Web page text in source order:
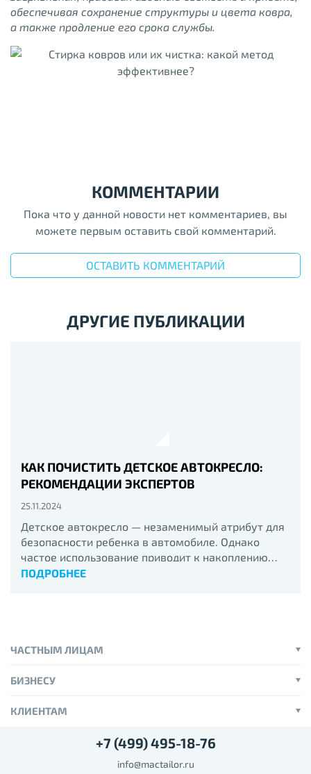
обеспечивая сохранение структуры и цвета ковра,
а также продление его срока службы.
КОММЕНТАРИИ
Пока что у данной новости нет комментариев, вы
можете первым оставить свой комментарий.
ОСТАВИТЬ КОММЕНТАРИЙ
ДРУГИЕ ПУБЛИКАЦИИ
КАК ПОЧИСТИТЬ ДЕТСКОЕ АВТОКРЕСЛО:
РЕКОМЕНДАЦИИ ЭКСПЕРТОВ
25.11.2024
Детское автокресло — незаменимый атрибут для
безопасности ребенка в автомобиле. Однако
частое использование приводит к накоплению
грязи, пыли и крошек.
ПОДРОБНЕЕ
ЧАСТНЫМ ЛИЦАМ
БИЗНЕСУ
КЛИЕНТАМ
+7 (499) 495-18-76
info@mactailor.ru